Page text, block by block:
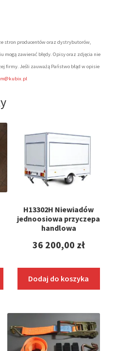
stron producentów oraz dystrybutorów,
mogą zawierać błędy. Opisy oraz zdjęcia nie
firmy. Jeśli zauważą Państwo błąd w opisie
H13302H Niewiadów
jednoosiowa przyczepa
handlowa
36 200,00 zł
Dodaj do koszyka